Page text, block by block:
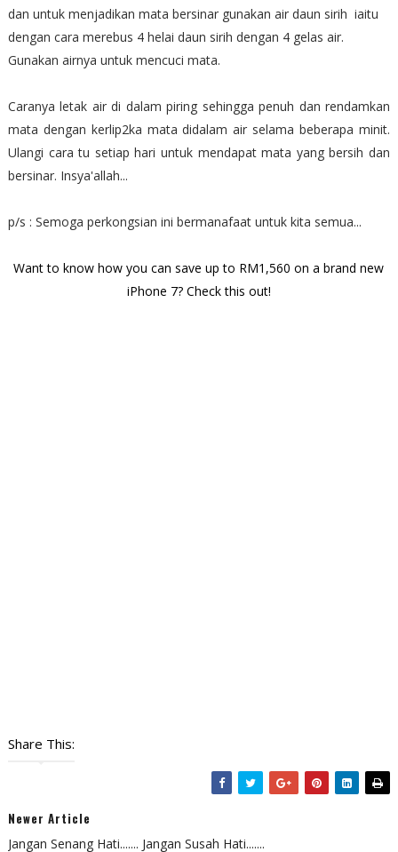
dan untuk menjadikan mata bersinar gunakan air daun sirih iaitu
dengan cara merebus 4 helai daun sirih dengan 4 gelas air.
Gunakan airnya untuk mencuci mata.
Caranya letak air di dalam piring sehingga penuh dan rendamkan
mata dengan kerlip2ka mata didalam air selama beberapa minit.
Ulangi cara tu setiap hari untuk mendapat mata yang bersih dan
bersinar. Insya'allah...
p/s : Semoga perkongsian ini bermanafaat untuk kita semua...
Want to know how you can save up to RM1,560 on a brand new
iPhone 7? Check this out!
Share This:
Newer Article
Jangan Senang Hati....... Jangan Susah Hati.......